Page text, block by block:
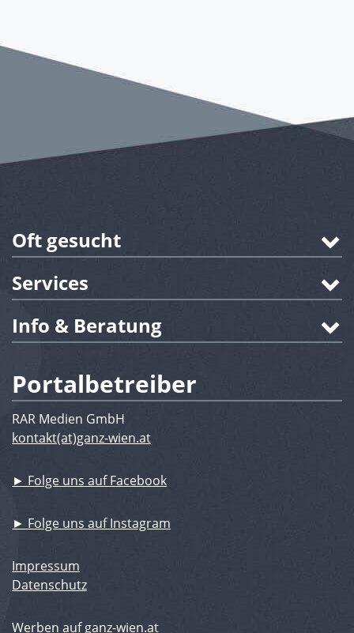
Oft gesucht
Services
Info & Beratung
Portalbetreiber
RAR Medien GmbH
kontakt(at)ganz-wien.at
► Folge uns auf Facebook
► Folge uns auf Instagram
Impressum
Datenschutz
Werben auf ganz-wien.at